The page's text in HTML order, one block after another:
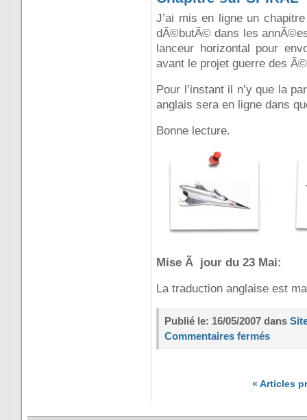
J’ai mis en ligne un
dÃ©butÃ© dans les
lanceur horizontal pour
avant le projet guerre des
Pour l’instant il n’y que la
anglais sera en ligne dans
Bonne lecture.
Mise Ã jour du 23 Mai:
La traduction anglaise est
Publié le: 16/05/2007 dans
Commentaires fermés
« Articles